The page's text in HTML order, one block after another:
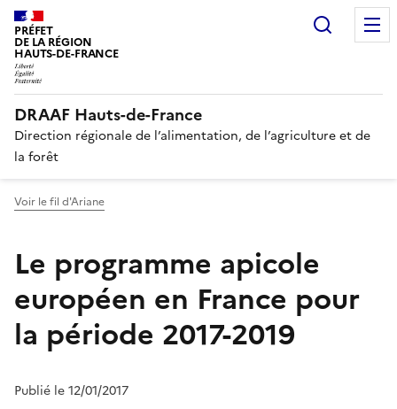
PRÉFET
DE LA RÉGION
HAUTS-DE-FRANCE
DRAAF Hauts-de-France
Direction régionale de l’alimentation, de l’agriculture et de
la forêt
Voir le fil d'Ariane
Le programme apicole
européen en France pour
la période 2017-2019
Publié le 12/01/2017